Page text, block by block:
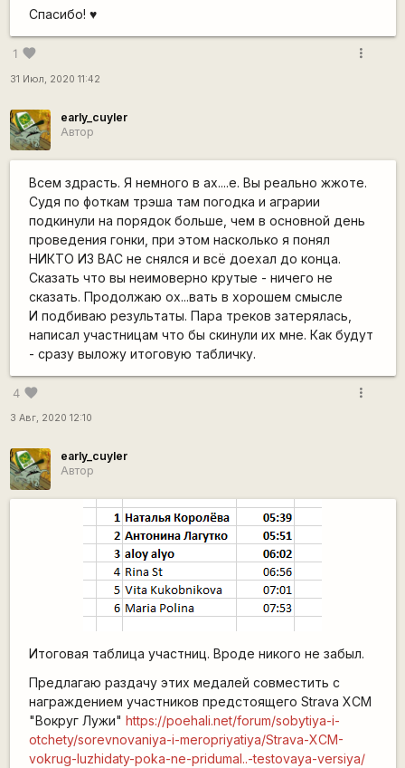
Спасибо! ♥️
1 favorite
31 Июл, 2020 11:42
more_vert
early_cuyler
Автор
Всем здрасть. Я немного в ах....е. Вы реально жжоте.
Судя по фоткам трэша там погодка и аграрии
подкинули на порядок больше, чем в основной день
проведения гонки, при этом насколько я понял
НИКТО ИЗ ВАС не снялся и всё доехал до конца.
Сказать что вы неимоверно крутые - ничего не
сказать. Продолжаю ох...вать в хорошем смысле
И подбиваю результаты. Пара треков затерялась,
написал участницам что бы скинули их мне. Как будут
- сразу выложу итоговую табличку.
4 favorite
3 Авг, 2020 12:10
more_vert
early_cuyler
Автор
Итоговая таблица участниц. Вроде никого не забыл.
Предлагаю раздачу этих медалей совместить с
награждением участников предстоящего Strava XCM
"Вокруг Лужи" https://poehali.net/forum/sobytiya-i-
otchety/sorevnovaniya-i-meropriyatiya/Strava-XCM-
vokrug-luzhidaty-poka-ne-pridumal..-testovaya-versiya/